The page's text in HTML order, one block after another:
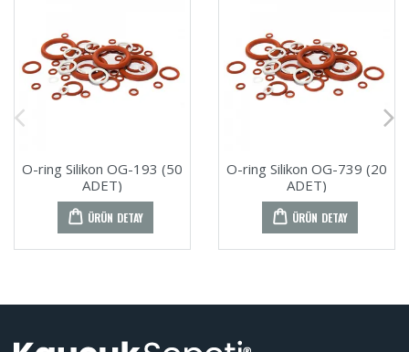
O-ring Silikon OG-193 (50
ADET)
ÜRÜN DETAY
O-ring Silikon OG-739 (20
ADET)
ÜRÜN DETAY